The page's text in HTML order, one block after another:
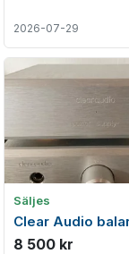
2026-07-29
Säljes
Clear Audio
8 500 kr